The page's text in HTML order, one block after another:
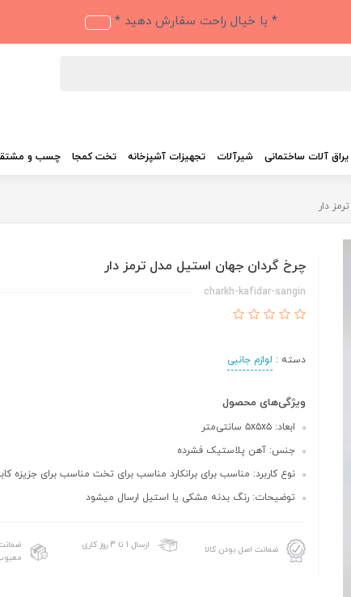
* با خیال راحت سفارش دهید *
آلات ساختمانی شیرآلات تجهیزات آشپزخانه تخت کمجا چسب و
دار
چرخ گردان جهان استیل مدل ترمز دار
charkh-kafidar-sangin
دسته : لوازم جانبی
ویژگی‌های محصول
ابعاد: ۵x۵x۵ سانتی‌متر
جنس: آهن پلاستیک فشرده
نوع کاربرد: مناسب برای برانکارد مناسب برای تخت مناسب برای جزیزه
توضیحات: رنگ بدنه مشکی یا استیل ارسال میشود
ضمانت اصل بودن کالا ارسال 1 تا 3 روز کاری